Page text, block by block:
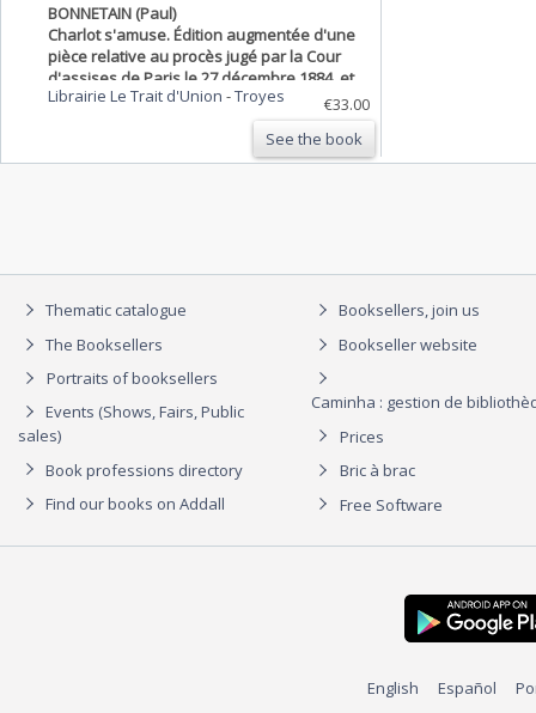
BONNETAIN (Paul)
Charlot s'amuse. Édition augmentée d'une
pièce relative au procès jugé par la Cour
d'assises de Paris le 27 décembre 1884, et
d'un avis de l'auteur.
Librairie Le Trait d'Union -Troyes
€33.00
See the book
Thematic catalogue
The Booksellers
Portraits of booksellers
Events (Shows, Fairs, Public
sales)
Book professions directory
Find our books on Addall
Booksellers, join us
Bookseller website
Caminha : gestion de
Prices
Bric à brac
Free Software
English Español